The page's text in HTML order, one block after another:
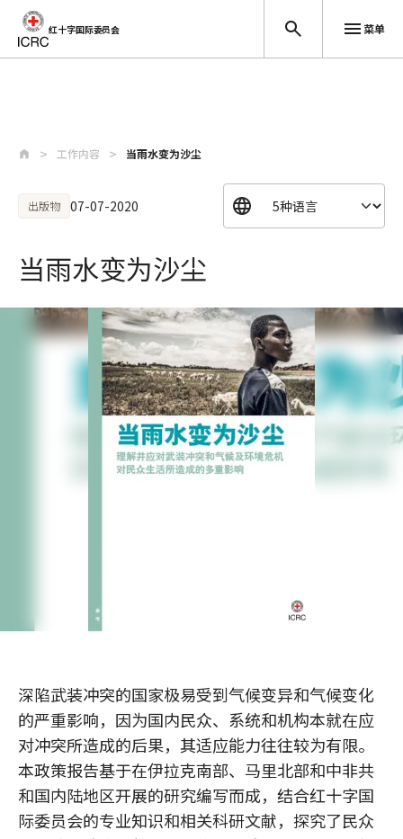
红十字国际委员会 菜单
工作内容 当雨水变为沙尘
出版物 07-07-2020
当雨水变为沙尘
深陷武装冲突的国家极易受到气候变异和气候变化
的严重影响，因为国内民众、系统和机构本就在应
对冲突所造成的后果，其适应能力往往较为有限。
本政策报告基于在伊拉克南部、马里北部和中非共
和国内陆地区开展的研究编写而成，结合红十字国
际委员会的专业知识和相关科研文献，探究了民众